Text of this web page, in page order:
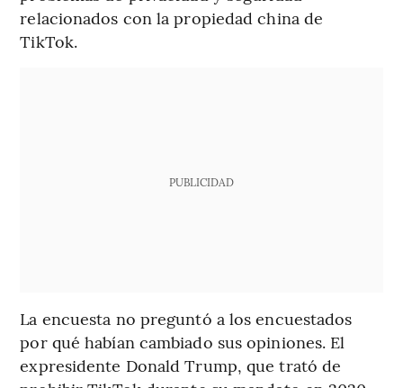
relacionados con la propiedad china de
TikTok.
PUBLICIDAD
La encuesta no preguntó a los encuestados
por qué habían cambiado sus opiniones. El
expresidente Donald Trump, que trató de